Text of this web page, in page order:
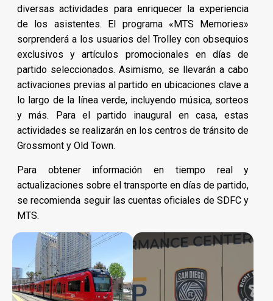
diversas actividades para enriquecer la experiencia
de los asistentes. El programa «MTS Memories»
sorprenderá a los usuarios del Trolley con obsequios
exclusivos y artículos promocionales en días de
partido seleccionados. Asimismo, se llevarán a cabo
activaciones previas al partido en ubicaciones clave a
lo largo de la línea verde, incluyendo música, sorteos
y más. Para el partido inaugural en casa, estas
actividades se realizarán en los centros de tránsito de
Grossmont y Old Town.
Para obtener información en tiempo real y
actualizaciones sobre el transporte en días de partido,
se recomienda seguir las cuentas oficiales de SDFC y
MTS.